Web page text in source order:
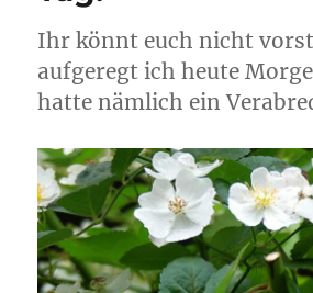
Ihr könnt euch nicht
aufgeregt ich heute
hatte nämlich ein